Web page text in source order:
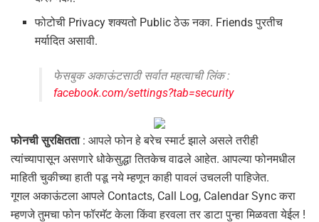
फोटोची Privacy शक्यतो Public ठेऊ नका. Friends पुरतीच
मर्यादित असावी.
फेसबुक अकाऊंटसाठी सर्वात महत्वाची लिंक :
facebook.com/settings?tab=security
फोनची सुरक्षितता: आपले फोन हे बरेच स्मार्ट झाले असले तरीही
त्यांच्यापासून असणारे धोकेसुद्धा तितकेच वाढले आहेत. आपल्या फोनमधील
माहिती चुकीच्या हाती पडू नये म्हणून काही पावलं उचलली पाहिजेत.
गूगल अकाऊंटला आपले Contacts, Call Log, Calendar Sync करा
म्हणजे तुमचा फोन फॉरमॅट केला किंवा हरवला तर डाटा पुन्हा मिळवता येईल !